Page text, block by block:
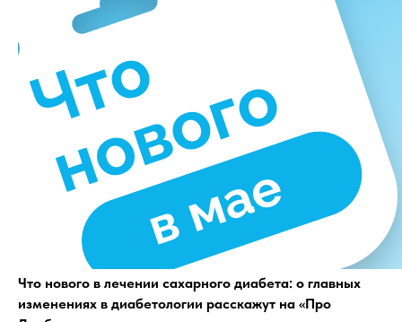
Что нового в лечении сахарного диабета: о главных
изменениях в диабетологии расскажут на «Про